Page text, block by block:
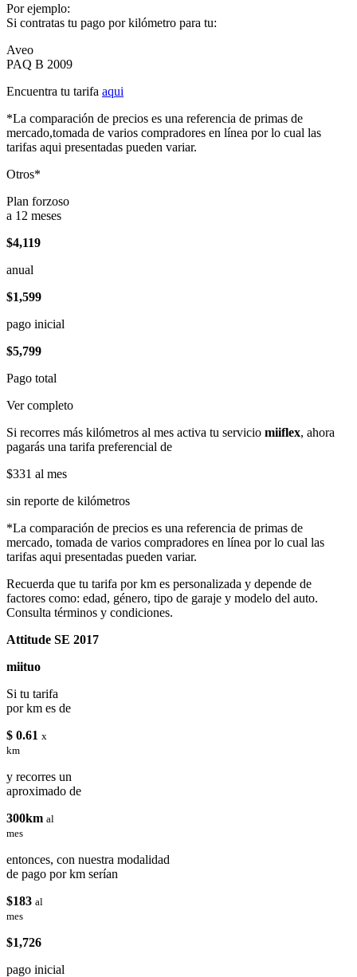
Por ejemplo:
Si contratas tu pago por kilómetro para tu:
Aveo
PAQ B 2009
Encuentra tu tarifa aqui
*La comparación de precios es una referencia de primas de
mercado,tomada de varios compradores en línea por lo cual las
tarifas aqui presentadas pueden variar.
Otros*
Plan forzoso
a 12 meses
$4,119
anual
$1,599
pago inicial
$5,799
Pago total
Ver completo
Si recorres más kilómetros al mes activa tu servicio miiflex, ahora
pagarás una tarifa preferencial de
$331 al mes
sin reporte de kilómetros
*La comparación de precios es una referencia de primas de
mercado, tomada de varios compradores en línea por lo cual las
tarifas aqui presentadas pueden variar.
Recuerda que tu tarifa por km es personalizada y depende de
factores como: edad, género, tipo de garaje y modelo del auto.
Consulta términos y condiciones.
Attitude SE 2017
miituo
Si tu tarifa
por km es de
$ 0.61 x
km
y recorres un
aproximado de
300km al
mes
entonces, con nuestra modalidad
de pago por km serían
$183 al
mes
$1,726
pago inicial